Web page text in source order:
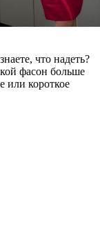
что надеть?
фасон больше
или короткое